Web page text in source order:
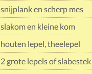
snijplank en scherp mes
slakom en kleine kom
houten lepel, theelepel
2 grote lepels of slabestek